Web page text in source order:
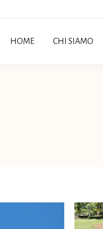
HOME CHI SIAMO